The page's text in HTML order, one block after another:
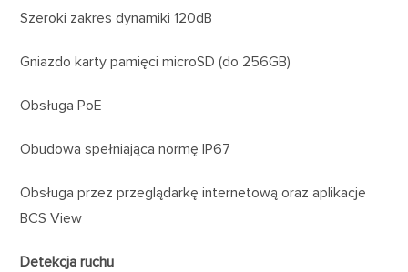
Szeroki zakres dynamiki 120dB
Gniazdo karty pamięci microSD (do 256GB)
Obsługa PoE
Obudowa spełniająca normę IP67
Obsługa przez przeglądarkę internetową oraz aplikacje
BCS View
Detekcja ruchu